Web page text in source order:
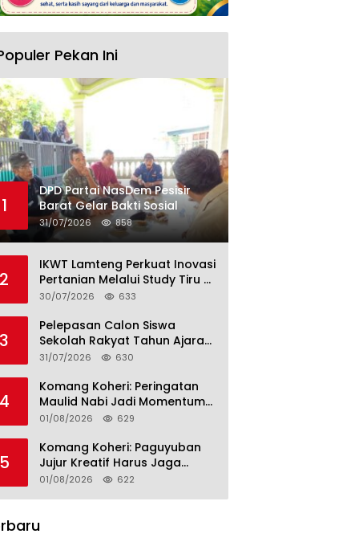
Pekan Ini
1
DPD Partai NasDem Pesisir
Barat Gelar Bakti Sosial
31/07/2026 858
2
IKWT Lamteng Perkuat Inovasi
Pertanian Melalui Study Tiru di
P4S Jimmy Hantu Foundation
30/07/2026 633
3
Pelepasan Calon Siswa
Sekolah Rakyat Tahun Ajaran
2026–2027, Plt. Bupati
Hadirkan Pendidikan
Berkualitas
31/07/2026 630
4
Komang Koheri: Peringatan
Maulid Nabi Jadi Momentum
Perkuat Ukhuwah Umat di
01/08/2026 629
5
Komang Koheri: Paguyuban
Jujur Kreatif Harus Jaga
Persatuan untuk Kemajuan
01/08/2026 622